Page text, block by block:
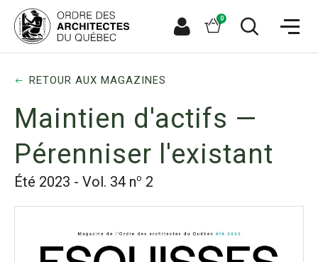
directement
recherche
directement
contenu
principal
Panier
0
membre
le
la
site
RETOUR AUX MAGAZINES
Maintien d'actifs —
Pérenniser l'existant
Été 2023 - Vol. 34 no 2